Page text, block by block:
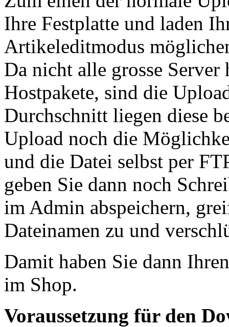
Ihre Festplatte und laden
Artikeleditmodus
Da nicht alle grosse Server
Hostpakete, sind die
Durchschnitt liegen diese
Upload noch die
und die Datei selbst per
geben Sie dann noch
im Admin abspeichern,
Dateinamen zu und
Damit haben Sie dann
im Shop.
Voraussetzung für den